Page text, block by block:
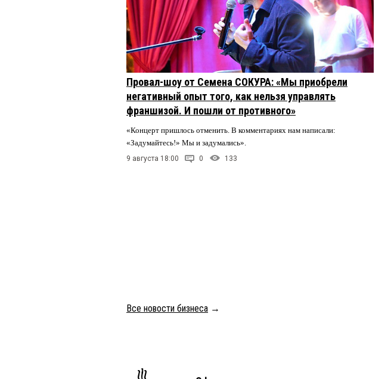
Провал-шоу от Семена СОКУРА: «Мы приобрели
негативный опыт того, как нельзя управлять
франшизой. И пошли от противного»
«Концерт пришлось отменить. В комментариях нам написали:
«Задумайтесь!» Мы и задумались».
9 августа 18:00 0 133
Все новости бизнеса →